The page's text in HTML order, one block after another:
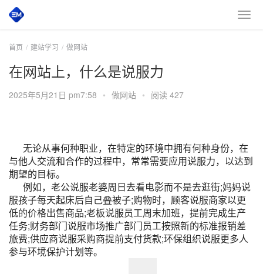
首页 建站学习 做网站
在网站上，什么是说服力
2025年5月21日 pm7:58 • 做网站 • 阅读 427
无论从事何种职业，在特定的环境中拥有何种身份，在
与他人交流和合作的过程中，常常需要应用说服力，以达到
期望的目标。
例如，老公说服老婆周日去看电影而不是去逛街;妈妈说
服孩子每天起床后自己叠被子;购物时，顾客说服商家以更
低的价格出售商品;老板说服员工周末加班，提前完成生产
任务;财务部门说服市场推广部门员工按照新的标准报销差
旅费;供应商说服采购商提前支付货款;环保组织说服更多人
参与环境保护计划等。